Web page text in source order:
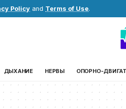
Policy and Terms of Use.
ДЫХАНИЕ НЕРВЫ ОПОРНО-